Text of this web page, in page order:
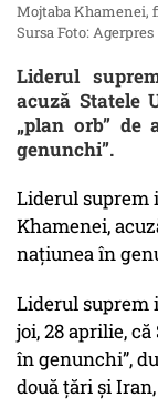
Mojtaba Khamenei,
Sursa Foto: Agerpres
Liderul
acuză Statele
„plan orb”
genunchi”.
Liderul suprem
Khamenei,
naţiunea în
Liderul suprem
joi, 28 aprilie,
în genunchi”,
două ţări şi